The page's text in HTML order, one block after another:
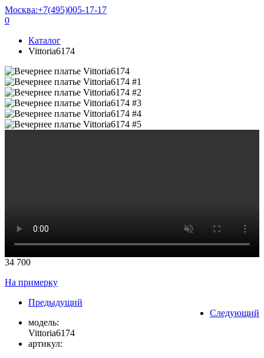
Москва:+7(495)005-17-17
0
Каталог
Vittoria6174
34 700
На примерку
Предыдущий
Следующий
модель:
Vittoria6174
артикул: